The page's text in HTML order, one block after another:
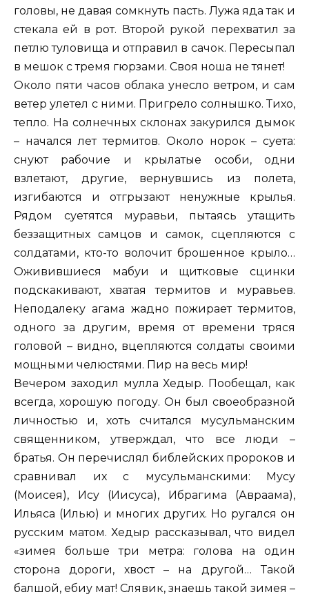
головы, не давая сомкнуть пасть. Лужа яда так и
стекала ей в рот. Второй рукой перехватил за
петлю туловища и отправил в сачок. Пересыпал
в мешок с тремя гюрзами. Своя ноша не тянет!
Около пяти часов облака унесло ветром, и сам
ветер улетел с ними. Пригрело солнышко. Тихо,
тепло. На солнечных склонах закурился дымок
– начался лет термитов. Около норок – суета:
снуют рабочие и крылатые особи, одни
взлетают, другие, вернувшись из полета,
изгибаются и отгрызают ненужные крылья.
Рядом суетятся муравьи, пытаясь утащить
беззащитных самцов и самок, сцепляются с
солдатами, кто-то волочит брошенное крыло…
Оживившиеся мабуи и щитковые сцинки
подскакивают, хватая термитов и муравьев.
Неподалеку агама жадно пожирает термитов,
одного за другим, время от времени тряся
головой – видно, вцепляются солдаты своими
мощными челюстями. Пир на весь мир!
Вечером заходил мулла Хедыр. Пообещал, как
всегда, хорошую погоду. Он был своеобразной
личностью и, хоть считался мусульманским
священником, утверждал, что все люди –
братья. Он перечислял библейских пророков и
сравнивал их с мусульманскими: Мусу
(Моисея), Ису (Иисуса), Ибрагима (Авраама),
Ильяса (Илью) и многих других. Но ругался он
русским матом. Хедыр рассказывал, что видел
«зимея больше три метра: голова на один
сторона дороги, хвост – на другой… Такой
балшой, ебиу мат! Слявик, знаешь такой зимея –